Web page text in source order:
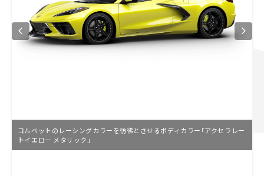
コルベットのレーシングカラーを彷彿とさせるボディカラー「アクセラレー
トイエロー メタリック」